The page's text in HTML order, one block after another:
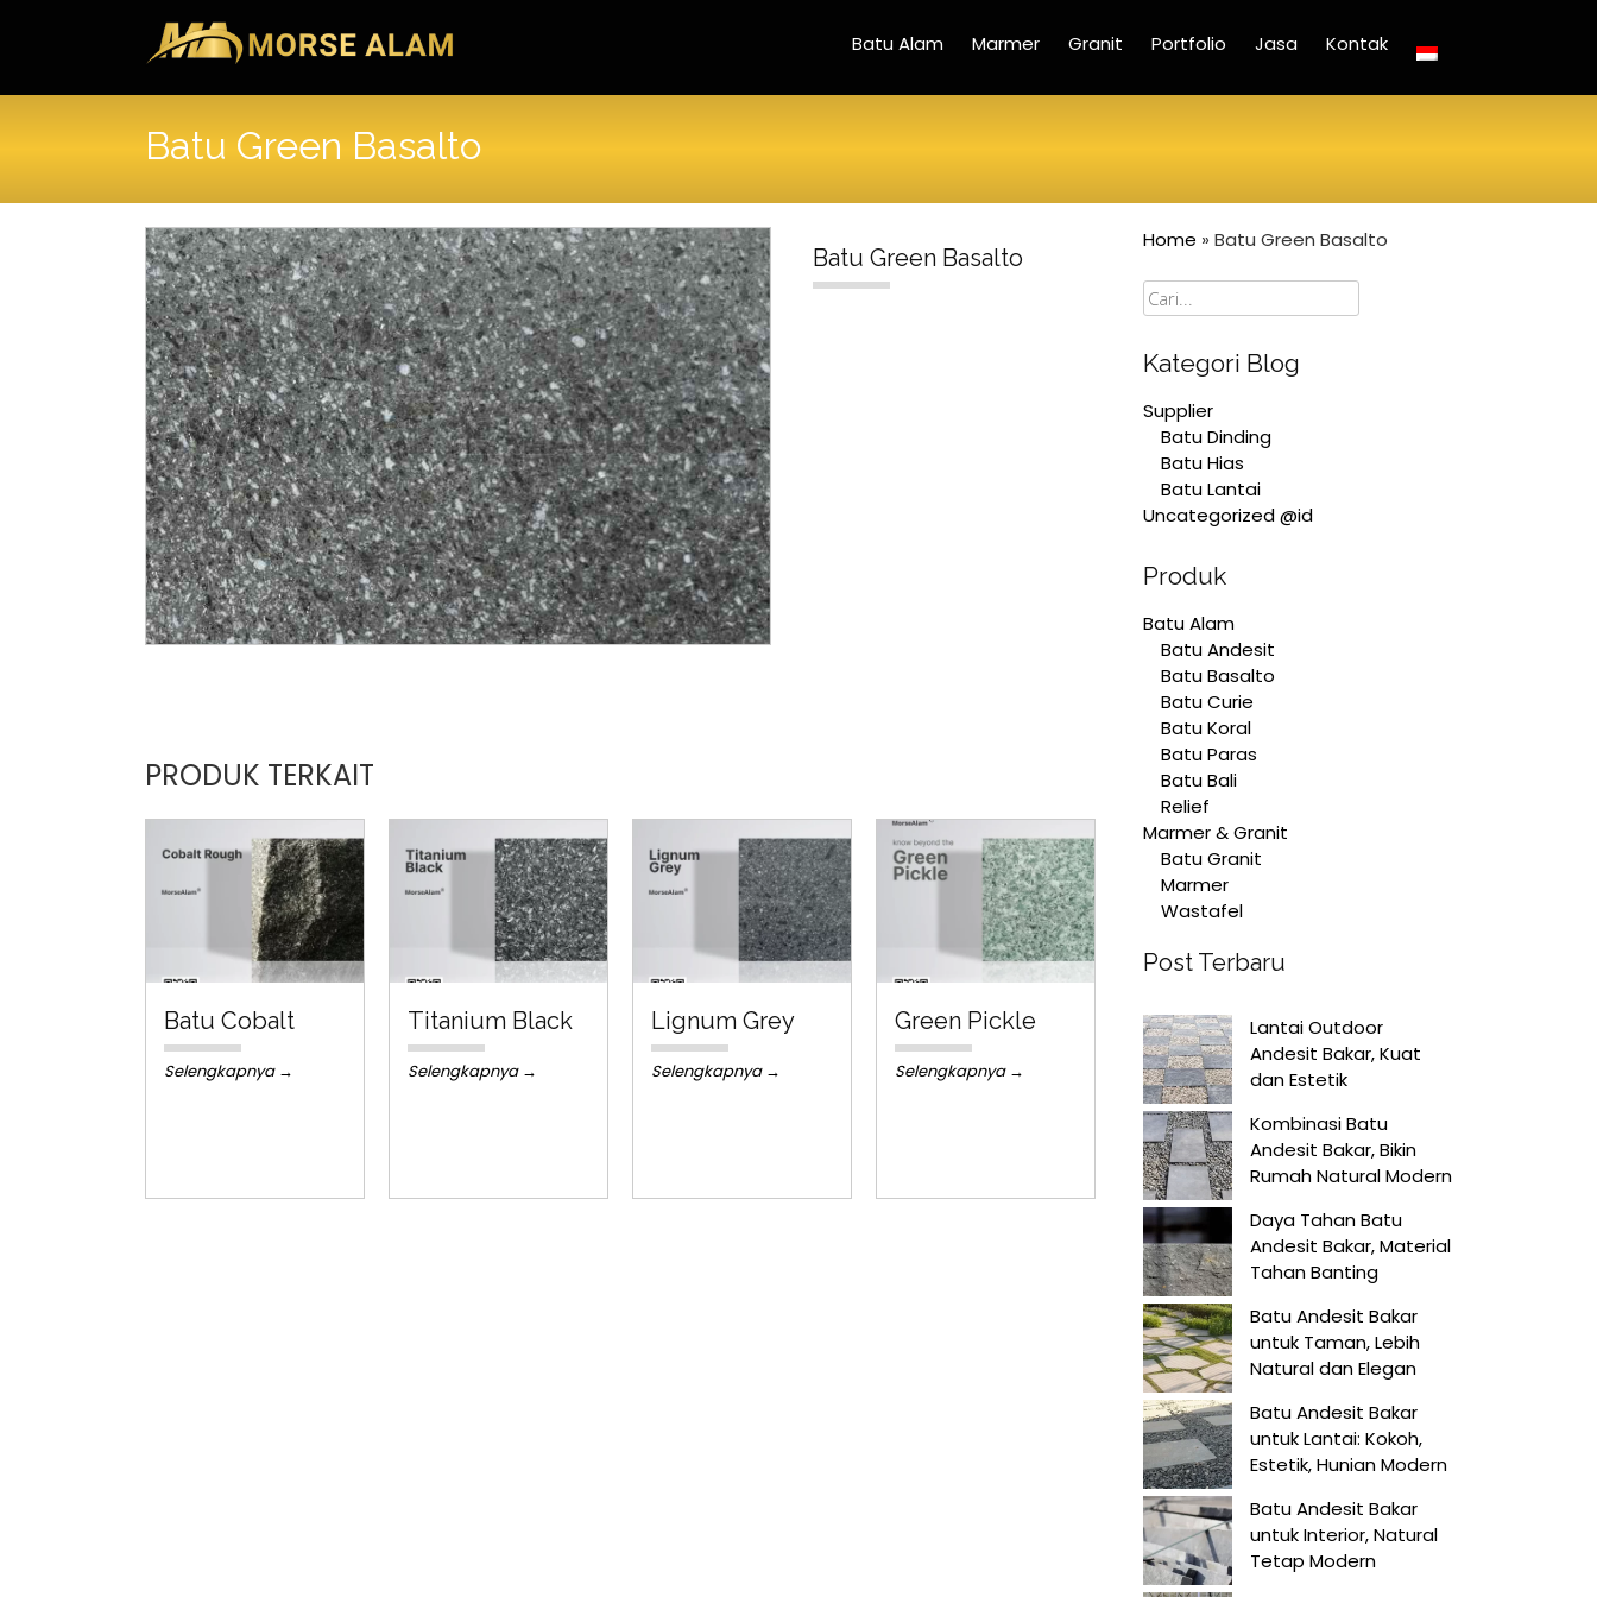
Batu Alam Marmer Granit Portfolio Jasa Kontak
Batu Green Basalto
Batu Green Basalto
PRODUK TERKAIT
Batu Cobalt
Selengkapnya →
Titanium Black
Selengkapnya →
Lignum Grey
Selengkapnya →
Green Pickle
Selengkapnya →
Home » Batu Green Basalto
Cari
Kategori Blog
Supplier
Batu Dinding
Batu Hias
Batu Lantai
Uncategorized @id
Produk
Batu Alam
Batu Andesit
Batu Basalto
Batu Curie
Batu Koral
Batu Paras
Batu Bali
Relief
Marmer & Granit
Batu Granit
Marmer
Wastafel
Post Terbaru
Lantai Outdoor
Andesit Bakar, Kuat
dan Estetik
Kombinasi Batu
Andesit Bakar, Bikin
Rumah Natural Modern
Daya Tahan Batu
Andesit Bakar, Material
Tahan Banting
Batu Andesit Bakar
untuk Taman, Lebih
Natural dan Elegan
Batu Andesit Bakar
untuk Lantai: Kokoh,
Estetik, Hunian Modern
Batu Andesit Bakar
untuk Interior, Natural
Tetap Modern